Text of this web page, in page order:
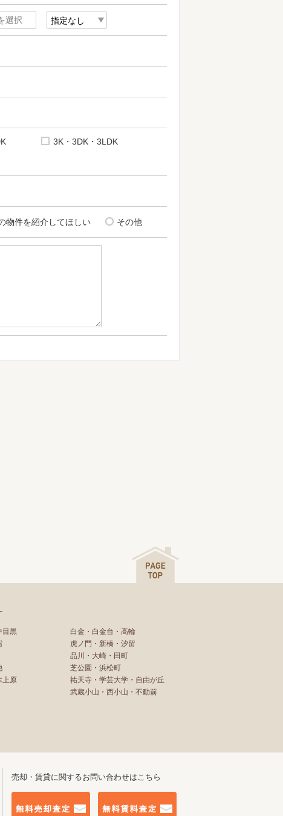
3K・3DK・3LDK
物件を紹介してほしい その他
目黒
上原
白金・白金台・高輪
虎ノ門・新橋・汐留
品川・大崎・田町
芝公園・浜松町
祐天寺・学芸大学・自由が丘
武蔵小山・西小山・不動前
売却・賃貸に関するお問い合わせはこちら